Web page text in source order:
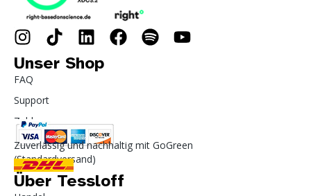
Unser Shop
FAQ
Support
Zahlung
Zuverlässig und nachhaltig mit GoGreen
(Standardversand)
Über Tessloff